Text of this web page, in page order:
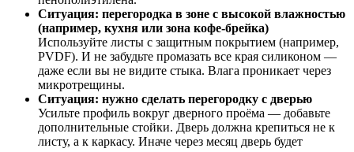
Ситуация: перегородка в зоне с высокой влажностью
(например, кухня или зона кофе-брейка)
Используйте листы с защитным покрытием (например,
PVDF). И не забудьте промазать все края силиконом —
даже если вы не видите стыка. Влага проникает через
микротрещины.
Ситуация: нужно сделать перегородку с дверью
Усильте профиль вокруг дверного проёма — добавьте
дополнительные стойки. Дверь должна крепиться не к
листу, а к каркасу. Иначе через месяц дверь будет